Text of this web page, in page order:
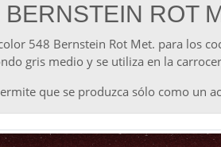
ROT
548 Bernstein Rot Met. para los
gris medio y se utiliza en la
que se produzca sólo como un